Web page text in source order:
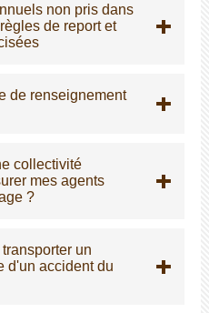
non pris dans
de report et
de renseignement
collectivité
mes agents
?
un
d'un accident du